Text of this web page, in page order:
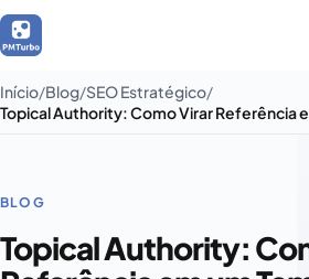
Início Blog SEO Estratégico
Topical Authority: Como Virar Referência
BLOG
Topical Authority: